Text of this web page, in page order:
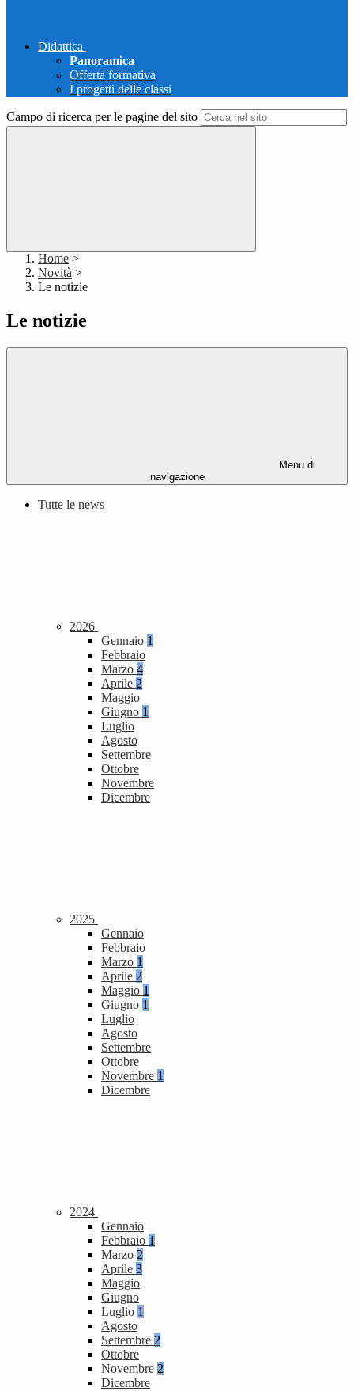
Didattica
Panoramica
Offerta formativa
I progetti delle classi
Campo di ricerca per le pagine del sito
Home >
Novità >
Le notizie
Le notizie
Menu di
navigazione
Tutte le news
2026
Gennaio 1
Febbraio
Marzo 4
Aprile 2
Maggio
Giugno 1
Luglio
Agosto
Settembre
Ottobre
Novembre
Dicembre
2025
Gennaio
Febbraio
Marzo 1
Aprile 2
Maggio 1
Giugno 1
Luglio
Agosto
Settembre
Ottobre
Novembre 1
Dicembre
2024
Gennaio
Febbraio 1
Marzo 2
Aprile 3
Maggio
Giugno
Luglio 1
Agosto
Settembre 2
Ottobre
Novembre 2
Dicembre